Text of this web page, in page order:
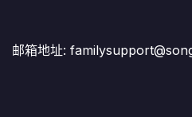
邮箱地址: